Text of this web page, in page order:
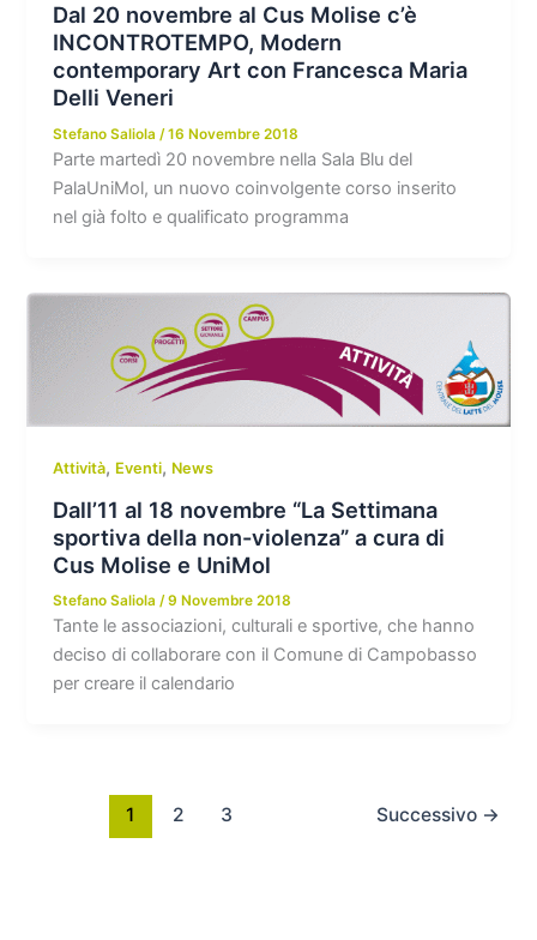
Dal 20 novembre al Cus Molise c’è
INCONTROTEMPO, Modern
contemporary Art con Francesca Maria
Delli Veneri
Stefano Saliola/16 Novembre 2018
Parte martedì 20 novembre nella Sala Blu del
PalaUniMol, un nuovo coinvolgente corso inserito
nel già folto e qualificato programma
Attività, Eventi, News
Dall’11 al 18 novembre “La Settimana
sportiva della non-violenza” a cura di
Cus Molise e UniMol
Stefano Saliola/9 Novembre 2018
Tante le associazioni, culturali e sportive, che hanno
deciso di collaborare con il Comune di Campobasso
per creare il calendario
1 2 3 Successivo →